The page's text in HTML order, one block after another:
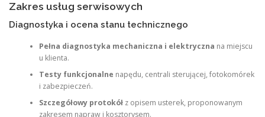
Zakres usług serwisowych
Diagnostyka i ocena stanu technicznego
Pełna diagnostyka mechaniczna i elektryczna na miejscu
u klienta.
Testy funkcjonalne napędu, centrali sterującej, fotokomórek
i zabezpieczeń.
Szczegółowy protokółz opisem usterek, proponowanym
zakresem napraw i kosztorysem.